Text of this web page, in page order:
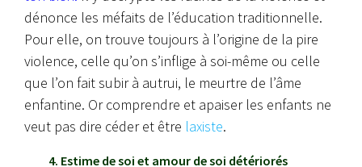
dénonce les méfaits de l’éducation traditionnelle.
Pour elle, on trouve toujours à l’origine de la pire
violence, celle qu’on s’inflige à soi-même ou celle
que l’on fait subir à autrui, le meurtre de l’âme
enfantine. Or comprendre et apaiser les enfants ne
veut pas dire céder et être laxiste.
4. Estime de soi et amour de soi détériorés